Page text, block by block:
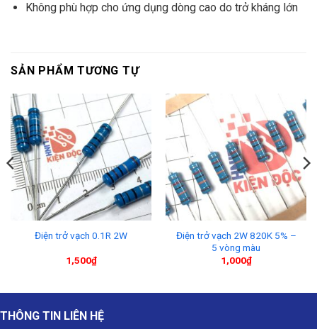
Không phù hợp cho ứng dụng dòng cao do trở kháng lớn
SẢN PHẨM TƯƠNG TỰ
Điện trở vạch 0.1R 2W
1,500₫
Điện trở vạch 2W 820K 5% –
5 vòng màu
1,000₫
THÔNG TIN LIÊN HỆ